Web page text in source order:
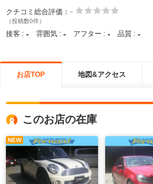
クチコミ総合評価： -
（投稿数0件）
接客 : - 雰囲気 : - アフター : - 品質 : -
お店TOP 地図&アクセス
このお店の在庫
NEW